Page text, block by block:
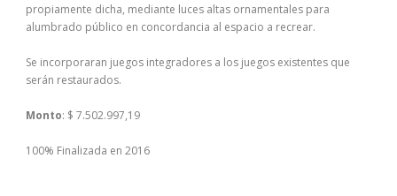
propiamente dicha, mediante luces altas ornamentales para
alumbrado público en concordancia al espacio a recrear.
Se incorporaran juegos integradores a los juegos existentes que
serán restaurados.
Monto: $ 7.502.997,19
100% Finalizada en 2016